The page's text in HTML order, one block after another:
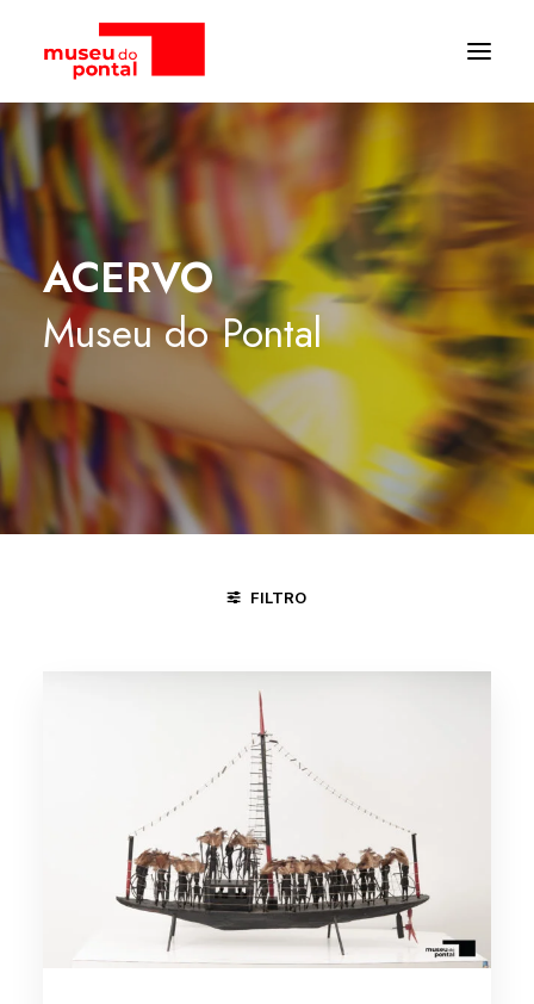
ACERVO
Museu do Pontal
FILTRO